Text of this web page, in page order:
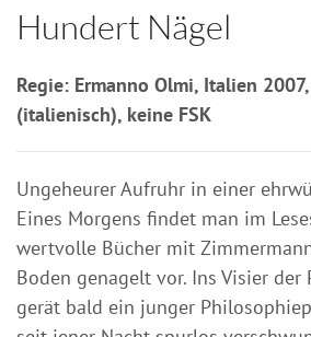
Hundert Nägel
Regie: Ermanno Olmi, Italien
(italienisch), keine FSK
Ungeheurer Aufruhr in einer
Eines Morgens findet man im
wertvolle Bücher mit
Boden genagelt vor. Ins Visier
gerät bald ein junger